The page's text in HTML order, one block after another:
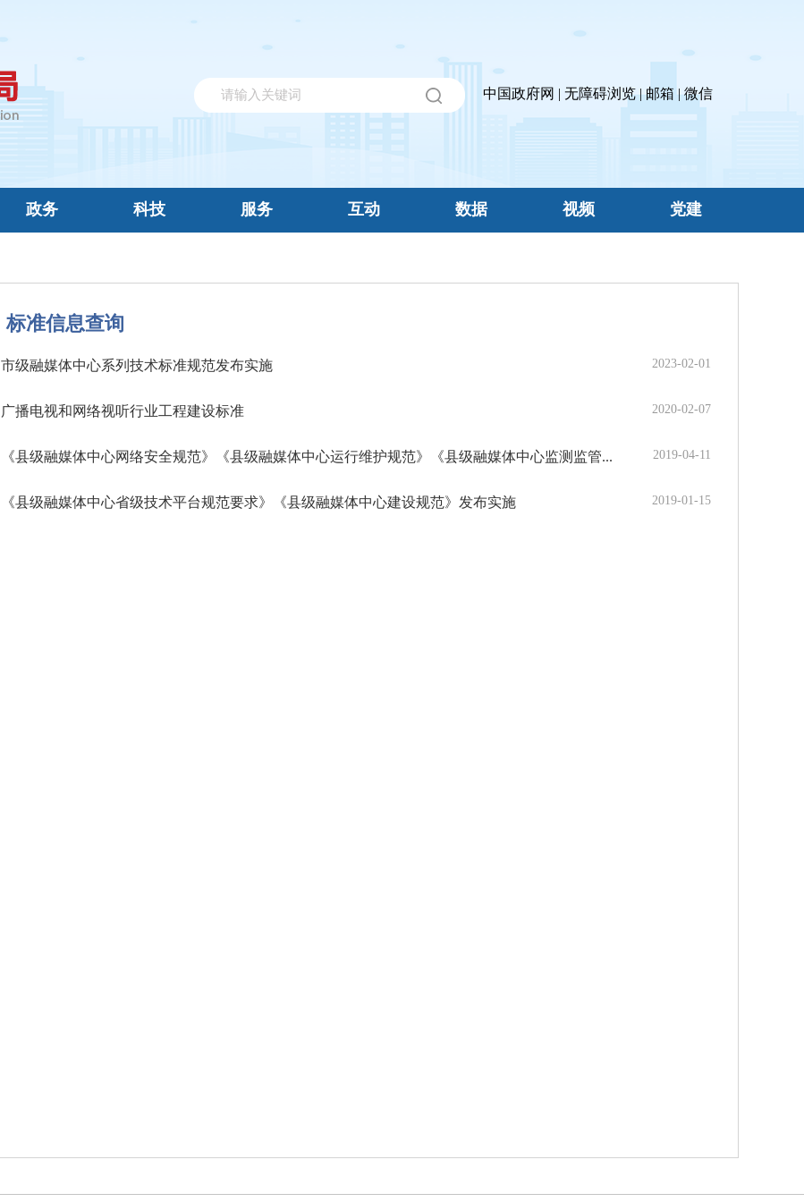
中国政府网 | 无障碍浏览|邮箱 |微信
政务 科技 服务 互动 数据 视频 党建
标准信息查询
市级融媒体中心系列技术标准规范发布实施 2023-02-01
广播电视和网络视听行业工程建设标准 2020-02-07
《县级融媒体中心网络安全规范》《县级融媒体中心运行维护规范》《县级融媒体中心监测监管... 2019-04-11
《县级融媒体中心省级技术平台规范要求》《县级融媒体中心建设规范》发布实施 2019-01-15